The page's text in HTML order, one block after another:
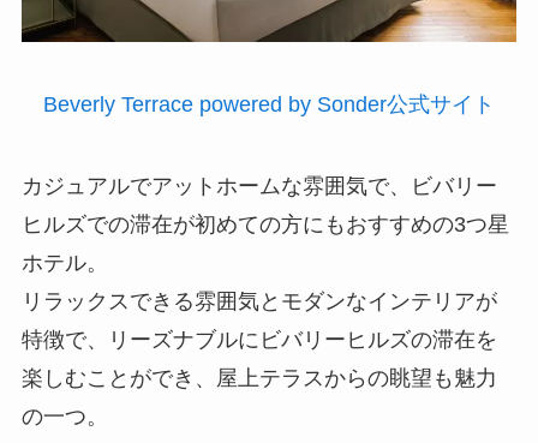
Beverly Terrace powered by Sonder公式サイト
カジュアルでアットホームな雰囲気で、ビバリー
ヒルズでの滞在が初めての方にもおすすめの3つ星
ホテル。
リラックスできる雰囲気とモダンなインテリアが
特徴で、リーズナブルにビバリーヒルズの滞在を
楽しむことができ、屋上テラスからの眺望も魅力
の一つ。